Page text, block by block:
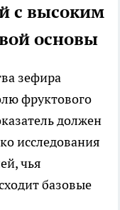
с высоким
основы
зефира
фруктового
должен
исследования
чья
базовые